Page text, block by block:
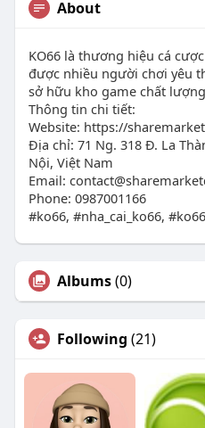
About
KO66 là thương hiệu cá
được nhiều người chơi yêu
sở hữu kho game chất
Thông tin chi tiết:
Website: https://
Địa chỉ: 71 Ng. 318 Đ. La
Nội, Việt Nam
Email:
Phone: 0987001166
#ko66, #nha_cai_ko66,
Albums(0)
Following (21)